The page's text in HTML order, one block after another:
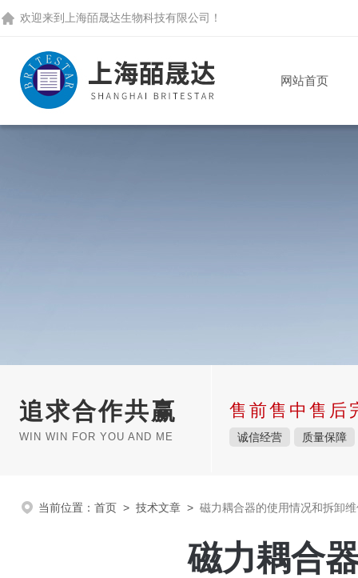
欢迎来到 上海皕晟达生物科技有限公司 ！
网站首页
追求合作共赢
WIN WIN FOR YOU AND ME
售前售中售后
诚信经营 质量保障
当前位置： 首页 > 技术文章 > 磁力耦合器的使用情况和拆卸
磁力耦合